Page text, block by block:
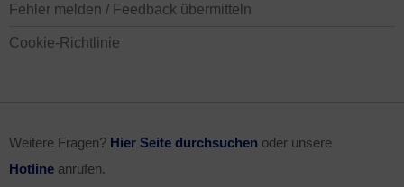
Fehler melden / Feedback übermitteln
Cookie-Richtlinie
Weitere Fragen? Hier Seite durchsuchen oder unsere
Hotline anrufen.